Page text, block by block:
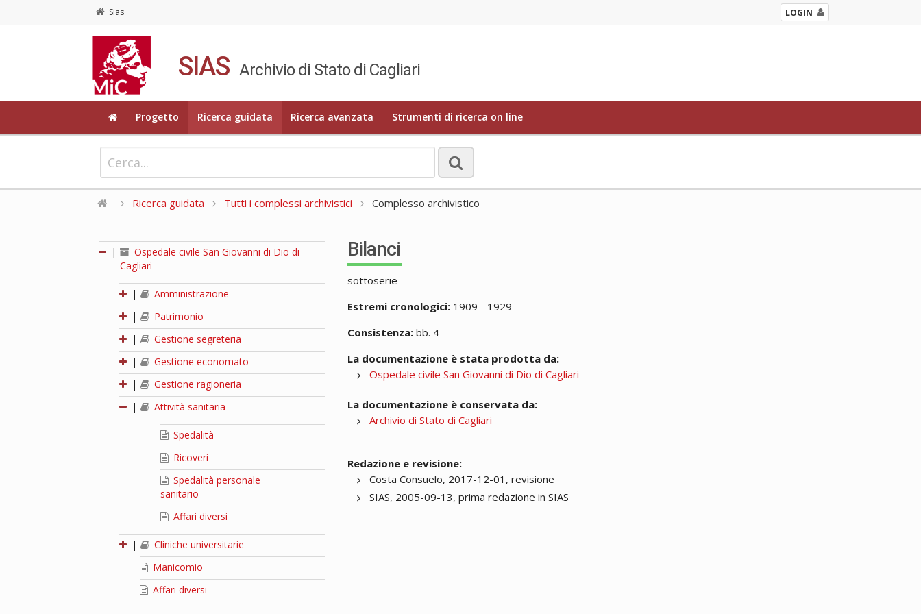
Sias LOGIN
SIAS Archivio di Stato di Cagliari
Progetto Ricerca guidata Ricerca avanzata Strumenti di ricerca on line
Ricerca guidata Tutti i complessi archivistici Complesso archivistico
|
Ospedale civile San Giovanni di Dio di
Cagliari
|
Amministrazione
|
Patrimonio
|
Gestione segreteria
|
Gestione economato
|
Gestione ragioneria
|
Attività sanitaria
Spedalità
Ricoveri
Spedalità personale
sanitario
Affari diversi
|
Cliniche universitarie
Manicomio
Affari diversi
Bilanci
sottoserie
Estremi cronologici: 1909 - 1929
Consistenza: bb. 4
La documentazione è stata prodotta da:
Ospedale civile San Giovanni di Dio di Cagliari
La documentazione è conservata da:
Archivio di Stato di Cagliari
Redazione e revisione:
Costa Consuelo, 2017-12-01, revisione
SIAS, 2005-09-13, prima redazione in SIAS